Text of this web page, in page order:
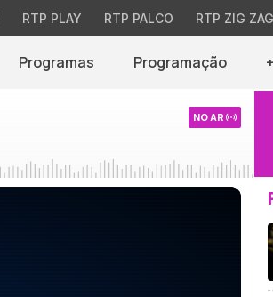
RTP PLAY RTP PALCO RTP ZIG ZAG
Programas Programação
NO AR